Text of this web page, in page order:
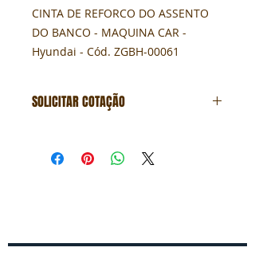
CINTA DE REFORCO DO ASSENTO
DO BANCO - MAQUINA CAR -
Hyundai - Cód. ZGBH-00061
SOLICITAR COTAÇÃO